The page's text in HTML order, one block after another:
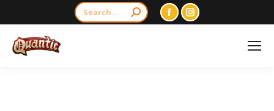
Search:
FacebookInstagram